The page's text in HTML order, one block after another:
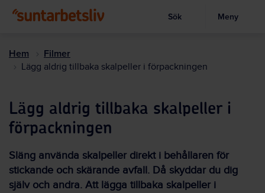
huvudinnehållet
Visa sökruta
Sök Meny
Hem Filmer
Lägg aldrig tillbaka skalpeller i förpackningen
Lägg aldrig tillbaka skalpeller i
förpackningen
Släng använda skalpeller direkt i behållaren för
stickande och skärande avfall. Då skyddar du dig
själv och andra. Att lägga tillbaka skalpeller i